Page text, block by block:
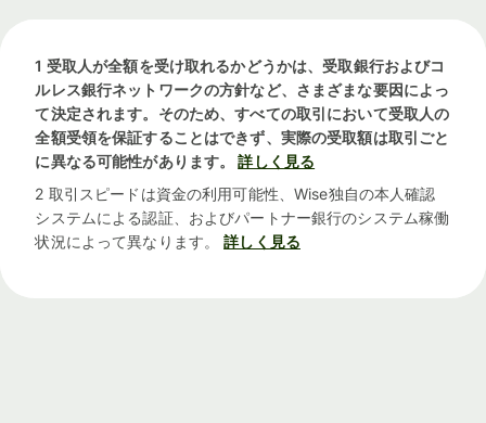
1 受取人が全額を受け取れるかどうかは、受取銀行およびコ
ルレス銀行ネットワークの方針など、さまざまな要因によっ
て決定されます。そのため、すべての取引において受取人の
全額受領を保証することはできず、実際の受取額は取引ごと
に異なる可能性があります。
詳しく見る
2 取引スピードは資金の利用可能性、Wise独自の本人確認
システムによる認証、およびパートナー銀行のシステム稼働
状況によって異なります。
詳しく見る